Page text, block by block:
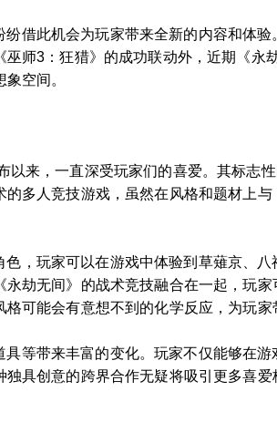
借此机会为玩家带来全新的内容和体验
师3：狂猎》的成功联动外，近期《永
空间。
以来，一直深受玩家们的喜爱。其标志
多人竞技游戏，虽然在风格和题材上
，玩家可以在游戏中体验到草薙京、
劫无间》的战术竞技融合在一起，玩
可能会有意想不到的化学反应，为玩家
等带来丰富的变化。玩家不仅能够在
具创意的跨界合作无疑将吸引更多喜